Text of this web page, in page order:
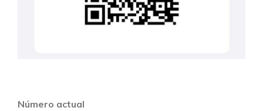
Número actual